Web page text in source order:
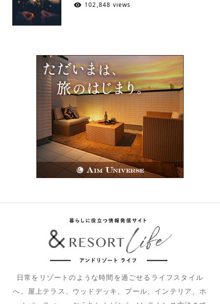
102,848 views
日常をリゾートのような時間を過ごせるライフスタイル
へ。屋上テラス、ウッドデッキ、プール、インテリア、ホ